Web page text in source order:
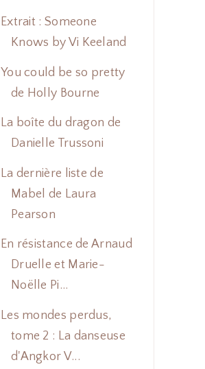
Extrait : Someone
Knows by Vi Keeland
You could be so pretty
de Holly Bourne
La boîte du dragon de
Danielle Trussoni
La dernière liste de
Mabel de Laura
Pearson
En résistance de Arnaud
Druelle et Marie-
Noëlle Pi...
Les mondes perdus,
tome 2 : La danseuse
d'Angkor V...